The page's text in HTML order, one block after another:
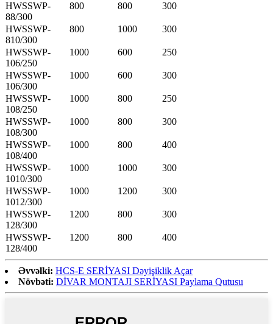
HWSSWP-
88/300
800 800 300
HWSSWP-
810/300
800 1000 300
HWSSWP-
106/250
1000 600 250
HWSSWP-
106/300
1000 600 300
HWSSWP-
108/250
1000 800 250
HWSSWP-
108/300
1000 800 300
HWSSWP-
108/400
1000 800 400
HWSSWP-
1010/300
1000 1000 300
HWSSWP-
1012/300
1000 1200 300
HWSSWP-
128/300
1200 800 300
HWSSWP-
128/400
1200 800 400
Əvvəlki: HCS-E SERİYASI Dəyişiklik Açar
Növbəti: DİVAR MONTAJI SERİYASI Paylama Qutusu